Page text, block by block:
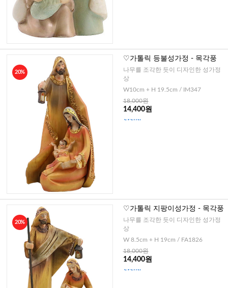
20%
♡가톨릭 등불성가정 - 목각풍
나무를 조각한 듯이 디자인한 성가정
상
W10cm + H 19.5cm / IM347
18,000원
14,400원
20%
♡가톨릭 지팡이성가정 - 목각풍
나무를 조각한 듯이 디자인한 성가정
상
W 8.5cm + H 19cm / FA1826
18,000원
14,400원